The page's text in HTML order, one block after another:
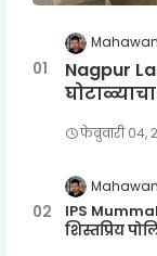
Nagpur
फेब्रुवारी ०४,
IPS
शिस्तप्रिय